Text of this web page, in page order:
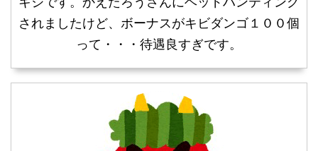
されましたけど、ボーナスがキビダンゴ１００個
って・・・待遇良すぎです。